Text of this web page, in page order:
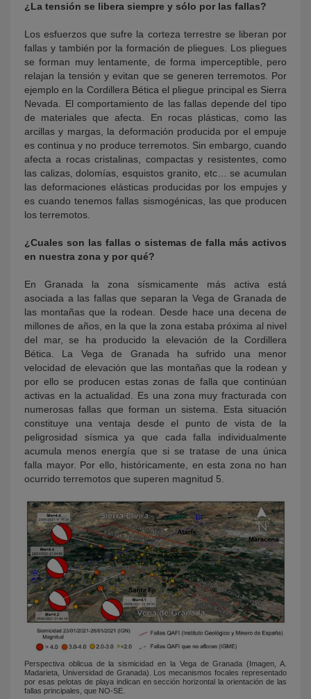
¿La tensión se libera siempre y sólo por las fallas?
Los esfuerzos que sufre la corteza terrestre se liberan por
fallas y también por la formación de pliegues. Los pliegues
se forman muy lentamente, de forma imperceptible, pero
relajan la tensión y evitan que se generen terremotos. Por
ejemplo en la Cordillera Bética el pliegue principal es Sierra
Nevada. El comportamiento de las fallas depende del tipo
de materiales que afecta. En rocas plásticas, como las
arcillas y margas, la deformación producida por el empuje
es continua y no produce terremotos. Sin embargo, cuando
afecta a rocas cristalinas, compactas y resistentes, como
las calizas, dolomías, esquistos granito, etc… se acumulan
las deformaciones elásticas producidas por los empujes y
es cuando tenemos fallas sismogénicas, las que producen
los terremotos.
¿Cuales son las fallas o sistemas de falla más activos
en nuestra zona y por qué?
En Granada la zona sísmicamente más activa está
asociada a las fallas que separan la Vega de Granada de
las montañas que la rodean. Desde hace una decena de
millones de años, en la que la zona estaba próxima al nivel
del mar, se ha producido la elevación de la Cordillera
Bética. La Vega de Granada ha sufrido una menor
velocidad de elevación que las montañas que la rodean y
por ello se producen estas zonas de falla que continúan
activas en la actualidad. Es una zona muy fracturada con
numerosas fallas que forman un sistema. Esta situación
constituye una ventaja desde el punto de vista de la
peligrosidad sísmica ya que cada falla individualmente
acumula menos energía que si se tratase de una única
falla mayor. Por ello, históricamente, en esta zona no han
ocurrido terremotos que superen magnitud 5.
Perspectiva oblicua de la sismicidad en la Vega de Granada (Imagen, A.
Madarieta, Universidad de Granada). Los mecanismos focales representado
por esas pelotas de playa indican en sección horizontal la orientación de las
fallas principales, que NO-SE.